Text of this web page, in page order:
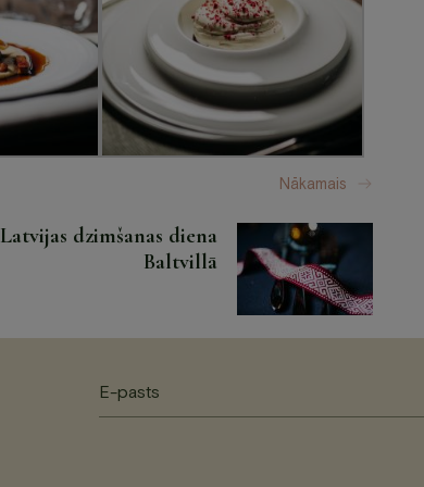
Nākamais
Latvijas dzimšanas diena
Baltvillā